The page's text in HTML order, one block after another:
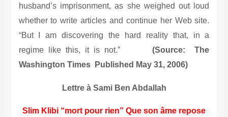
husband’s imprisonment, as she weighed out loud
whether to write articles and continue her Web site.
“But I am discovering the hard reality that, in a
regime like this, it is not.”(Source: The
Washington Times Published May 31, 2006)
Lettre à Sami Ben Abdallah
Slim Klibi “mort pour rien” Que son âme repose